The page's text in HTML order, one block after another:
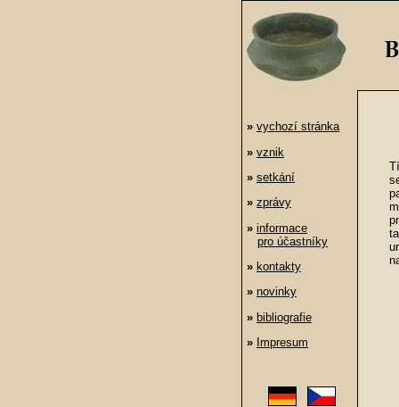
» vychozí stránka
» vznik
» setkání
» zprávy
» informace
pro účastníky
» kontakty
» novinky
» bibliografie
» Impresum